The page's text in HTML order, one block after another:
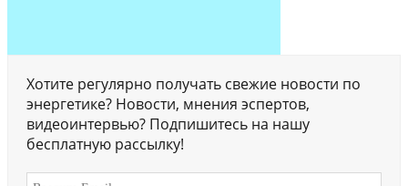
Хотите регулярно получать свежие новости по
энергетике? Новости, мнения эспертов,
видеоинтервью? Подпишитесь на нашу
бесплатную рассылку!